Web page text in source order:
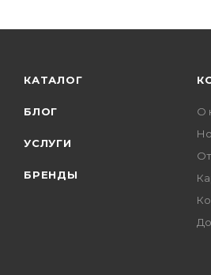
КАТАЛОГ
БЛОГ
УСЛУГИ
БРЕНДЫ
О